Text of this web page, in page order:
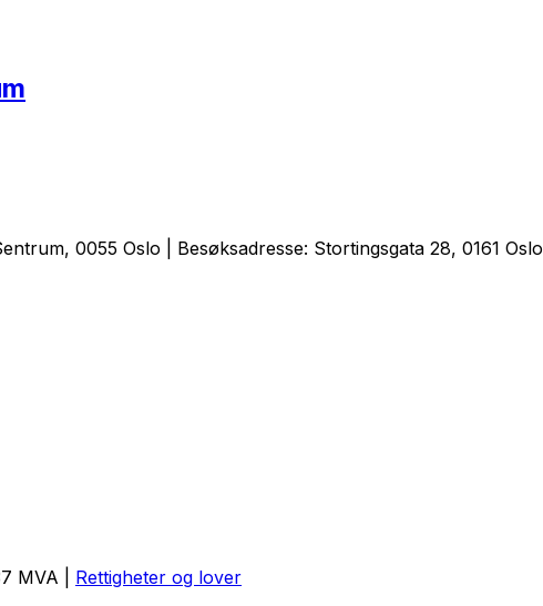
0055 Oslo | Besøksadresse: Stortingsgata 28, 0161 Oslo
MVA | Rettigheter og lover